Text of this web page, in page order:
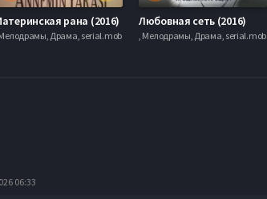
рана (2016)
Драма, serial.mob
Любовная сеть (2016)
, Мелодрамы, Драма, serial.mob
06:33